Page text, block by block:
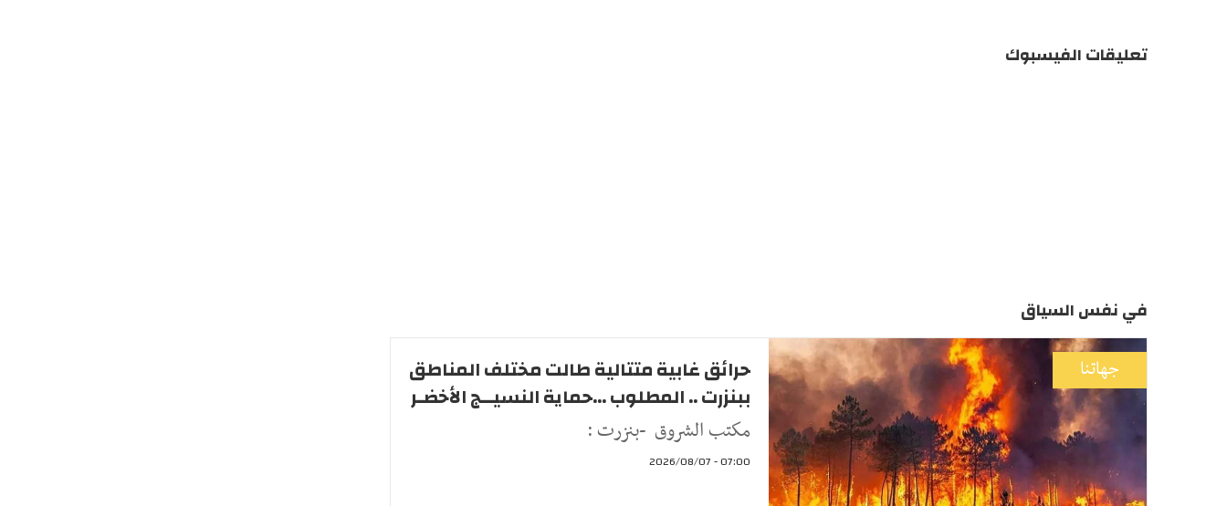
تعليقات الفيسبوك
في نفس السياق
جهاتنا
حرائق غابية متتالية طالت مختلف المناطق
ببنزرت .. المطلوب ...حماية النسيــج الأخضـر
مكتب الشروق -بنزرت :
07:00 - 2026/08/07